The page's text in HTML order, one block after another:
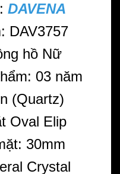
DAVENA
DAV3757
hồ Nữ
03 năm
(Quartz)
Oval Elip
30mm
Crystal